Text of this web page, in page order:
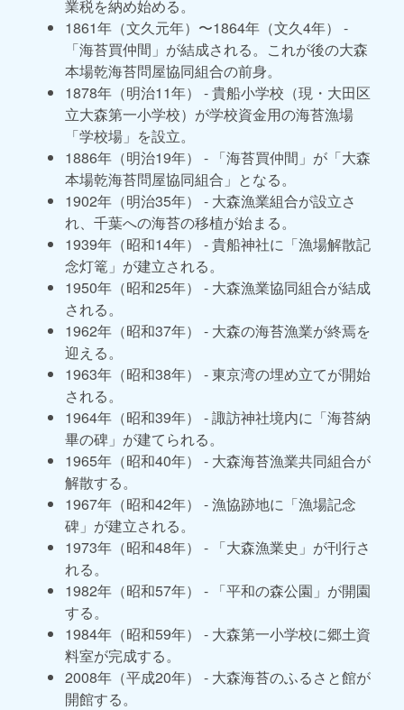
業税を納め始める。
1861年（文久元年）〜1864年（文久4年） -
「海苔買仲間」が結成される。これが後の大森
本場乾海苔問屋協同組合の前身。
1878年（明治11年） - 貴船小学校（現・大田区
立大森第一小学校）が学校資金用の海苔漁場
「学校場」を設立。
1886年（明治19年） - 「海苔買仲間」が「大森
本場乾海苔問屋協同組合」となる。
1902年（明治35年） - 大森漁業組合が設立さ
れ、千葉への海苔の移植が始まる。
1939年（昭和14年） - 貴船神社に「漁場解散記
念灯篭」が建立される。
1950年（昭和25年） - 大森漁業協同組合が結成
される。
1962年（昭和37年） - 大森の海苔漁業が終焉を
迎える。
1963年（昭和38年） - 東京湾の埋め立てが開始
される。
1964年（昭和39年） - 諏訪神社境内に「海苔納
畢の碑」が建てられる。
1965年（昭和40年） - 大森海苔漁業共同組合が
解散する。
1967年（昭和42年） - 漁協跡地に「漁場記念
碑」が建立される。
1973年（昭和48年） - 「大森漁業史」が刊行さ
れる。
1982年（昭和57年） - 「平和の森公園」が開園
する。
1984年（昭和59年） - 大森第一小学校に郷土資
料室が完成する。
2008年（平成20年） - 大森海苔のふるさと館が
開館する。